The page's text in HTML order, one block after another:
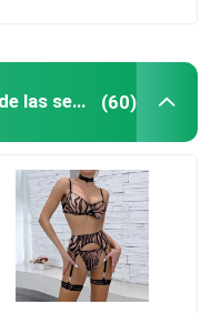
Sistemas de la lencería sexy de las señoras (60)